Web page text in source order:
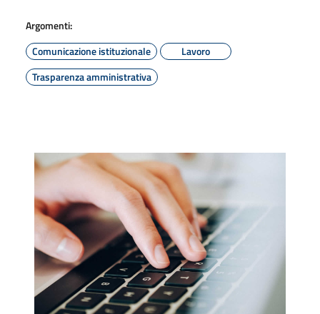
Argomenti:
Comunicazione istituzionale
Lavoro
Trasparenza amministrativa